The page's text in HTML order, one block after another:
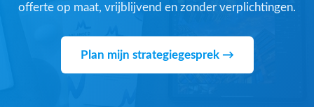
offerte op maat, vrijblijvend en zonder verplichtingen.
Plan mijn strategiegesprek →